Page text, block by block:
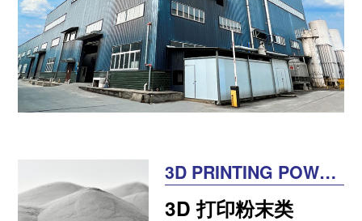
3D PRINTING POWDE
R
3D 打印粉末类